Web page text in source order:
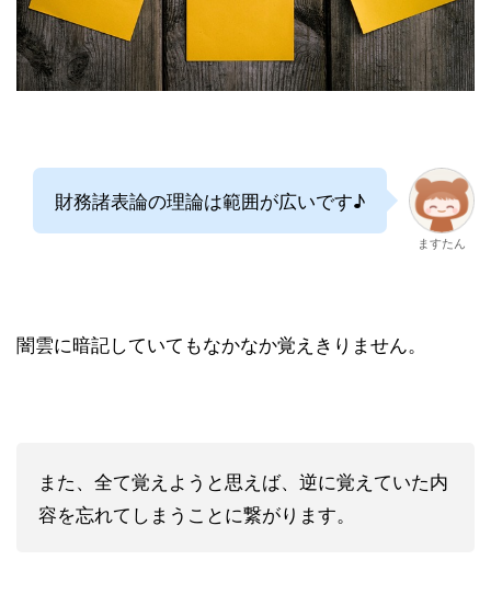
財務諸表論の理論は範囲が広いです♪
ますたん
闇雲に暗記していてもなかなか覚えきりません。
また、全て覚えようと思えば、逆に覚えていた内
容を忘れてしまうことに繋がります。